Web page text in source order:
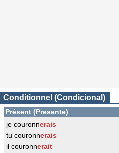
Conditionnel (Condicional)
Présent (Presente)
je couronnerais
tu couronnerais
il couronnerait